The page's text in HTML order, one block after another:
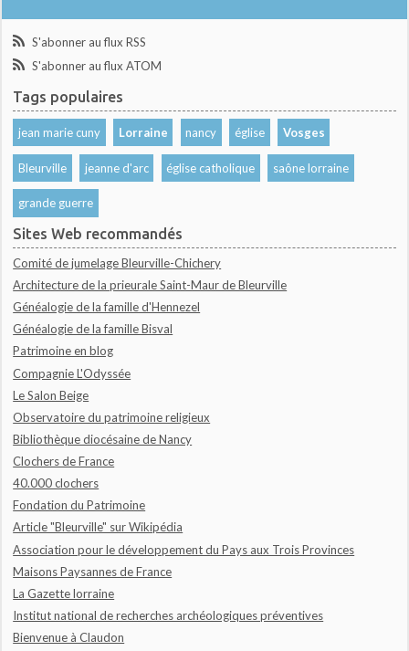
S'abonner au flux RSS
S'abonner au flux ATOM
Tags populaires
jean marie cuny Lorraine nancy église Vosges
Bleurville jeanne d'arc église catholique saône lorraine
grande guerre
Sites Web recommandés
Comité de jumelage Bleurville-Chichery
Architecture de la prieurale Saint-Maur de Bleurville
Généalogie de la famille d'Hennezel
Généalogie de la famille Bisval
Patrimoine en blog
Compagnie L'Odyssée
Le Salon Beige
Observatoire du patrimoine religieux
Bibliothèque diocésaine de Nancy
Clochers de France
40.000 clochers
Fondation du Patrimoine
Article "Bleurville" sur Wikipédia
Association pour le développement du Pays aux Trois Provinces
Maisons Paysannes de France
La Gazette lorraine
Institut national de recherches archéologiques préventives
Bienvenue à Claudon